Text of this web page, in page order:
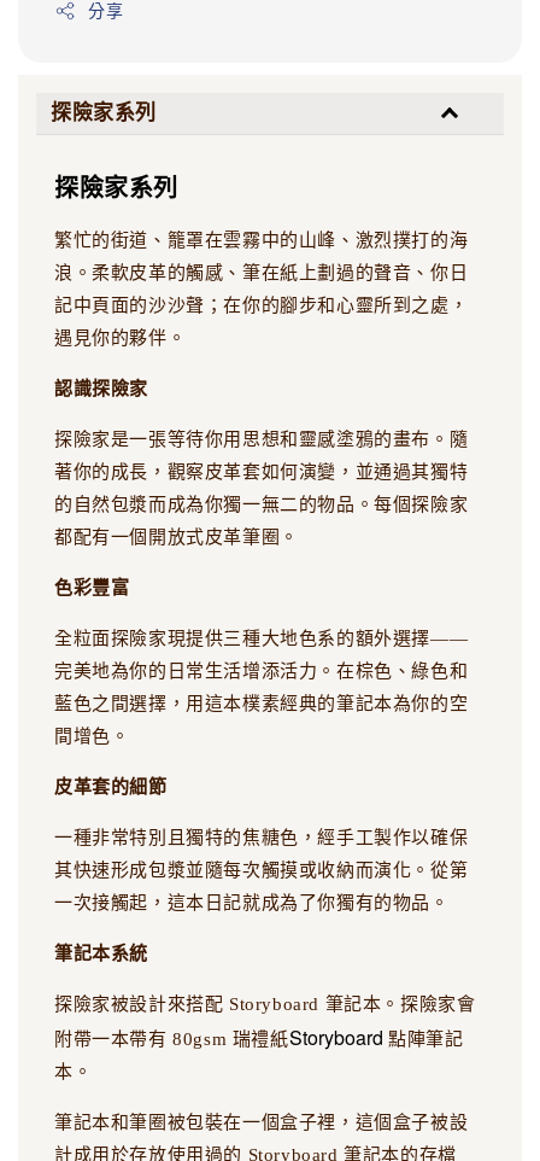
分享
探險家系列
探險家系列
繁忙的街道、籠罩在雲霧中的山峰、激烈撲打的海
浪。柔軟皮革的觸感、筆在紙上劃過的聲音、你日
記中頁面的沙沙聲；在你的腳步和心靈所到之處，
遇見你的夥伴。
認識探險家
探險家是一張等待你用思想和靈感塗鴉的畫布。隨
著你的成長，觀察皮革套如何演變，並通過其獨特
的自然包漿而成為你獨一無二的物品。每個探險家
都配有一個開放式皮革筆圈。
色彩豐富
全粒面探險家現提供三種大地色系的額外選擇——
完美地為你的日常生活增添活力。在棕色、綠色和
藍色之間選擇，用這本樸素經典的筆記本為你的空
間增色。
皮革套的細節
一種非常特別且獨特的焦糖色，經手工製作以確保
其快速形成包漿並隨每次觸摸或收納而演化。從第
一次接觸起，這本日記就成為了你獨有的物品。
筆記本系統
探險家被設計來搭配 Storyboard 筆記本。探險家會
附帶一本帶有 80gsm 瑞禮紙Storyboard 點陣筆記
本。
筆記本和筆圈被包裝在一個盒子裡，這個盒子被設
計成用於存放使用過的 Storyboard 筆記本的存檔